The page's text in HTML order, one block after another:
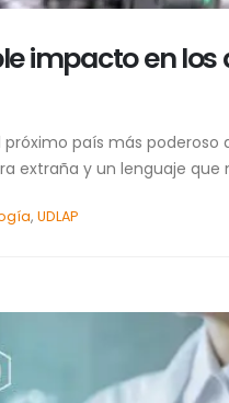
impacto en los
país más poderoso
extraña y un lenguaje que
,UDLAP